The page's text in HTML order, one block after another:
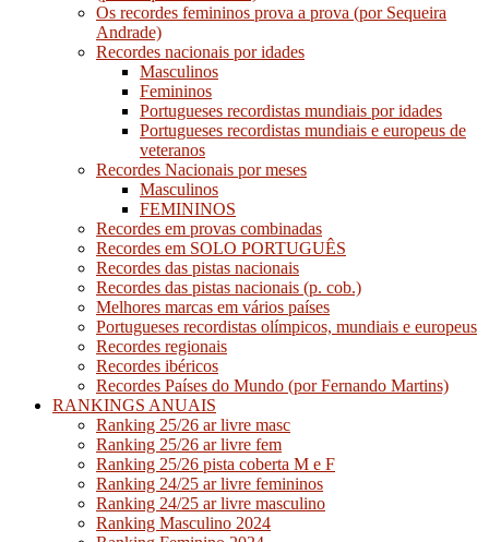
Os recordes femininos prova a prova (por Sequeira
Andrade)
Recordes nacionais por idades
Masculinos
Femininos
Portugueses recordistas mundiais por idades
Portugueses recordistas mundiais e europeus de
veteranos
Recordes Nacionais por meses
Masculinos
FEMININOS
Recordes em provas combinadas
Recordes em SOLO PORTUGUÊS
Recordes das pistas nacionais
Recordes das pistas nacionais (p. cob.)
Melhores marcas em vários países
Portugueses recordistas olímpicos, mundiais e europeus
Recordes regionais
Recordes ibéricos
Recordes Países do Mundo (por Fernando Martins)
RANKINGS ANUAIS
Ranking 25/26 ar livre masc
Ranking 25/26 ar livre fem
Ranking 25/26 pista coberta M e F
Ranking 24/25 ar livre femininos
Ranking 24/25 ar livre masculino
Ranking Masculino 2024